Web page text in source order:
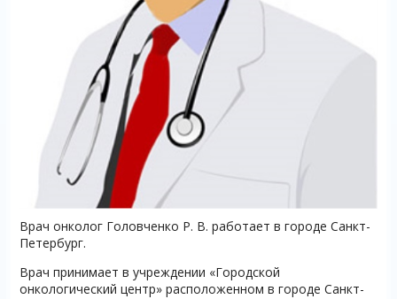
Врач онколог Головченко Р. В. работает в городе Санкт-
Петербург.
Врач принимает в учреждении «Городской
онкологический центр» расположенном в городе Санкт-